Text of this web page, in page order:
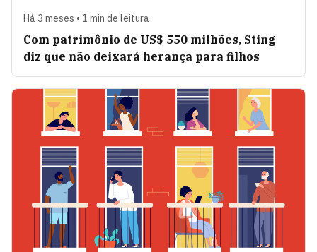
Há 3 meses • 1 min de leitura
Com patrimônio de US$ 550 milhões, Sting
diz que não deixará herança para filhos